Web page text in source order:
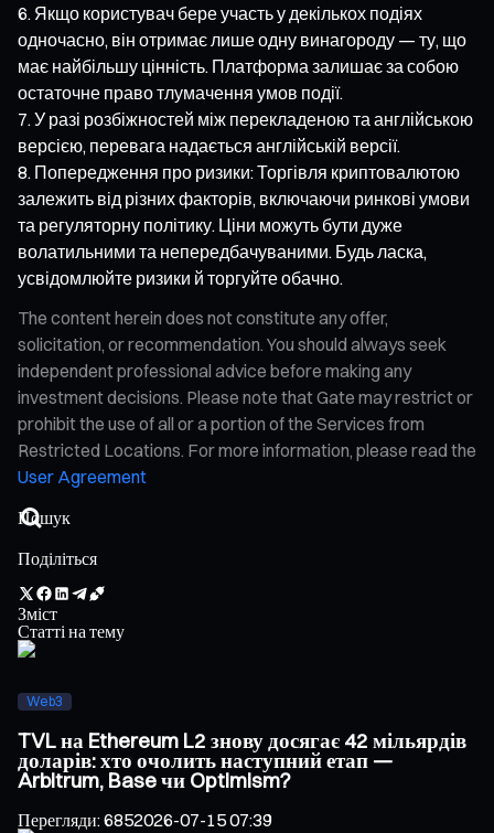
Якщо користувач бере участь у декількох подіях
одночасно, він отримає лише одну винагороду — ту, що
має найбільшу цінність. Платформа залишає за собою
остаточне право тлумачення умов події.
У разі розбіжностей між перекладеною та англійською
версією, перевага надається англійській версії.
Попередження про ризики: Торгівля криптовалютою
залежить від різних факторів, включаючи ринкові умови
та регуляторну політику. Ціни можуть бути дуже
волатильними та непередбачуваними. Будь ласка,
усвідомлюйте ризики й торгуйте обачно.
The content herein does not constitute any offer,
solicitation, or recommendation. You should always seek
independent professional advice before making any
investment decisions. Please note that Gate may restrict or
prohibit the use of all or a portion of the Services from
Restricted Locations. For more information, please read the
User Agreement
Поділіться
Зміст
Статті на тему
Web3
TVL на Ethereum L2 знову досягає 42 мільярдів
доларів: хто очолить наступний етап —
Arbitrum, Base чи Optimism?
Перегляди:6852026-07-15 07:39